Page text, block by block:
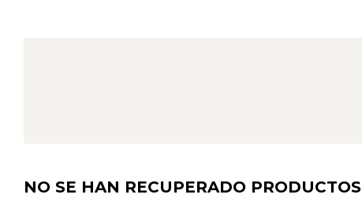
NO SE HAN RECUPERADO PRODUCTOS